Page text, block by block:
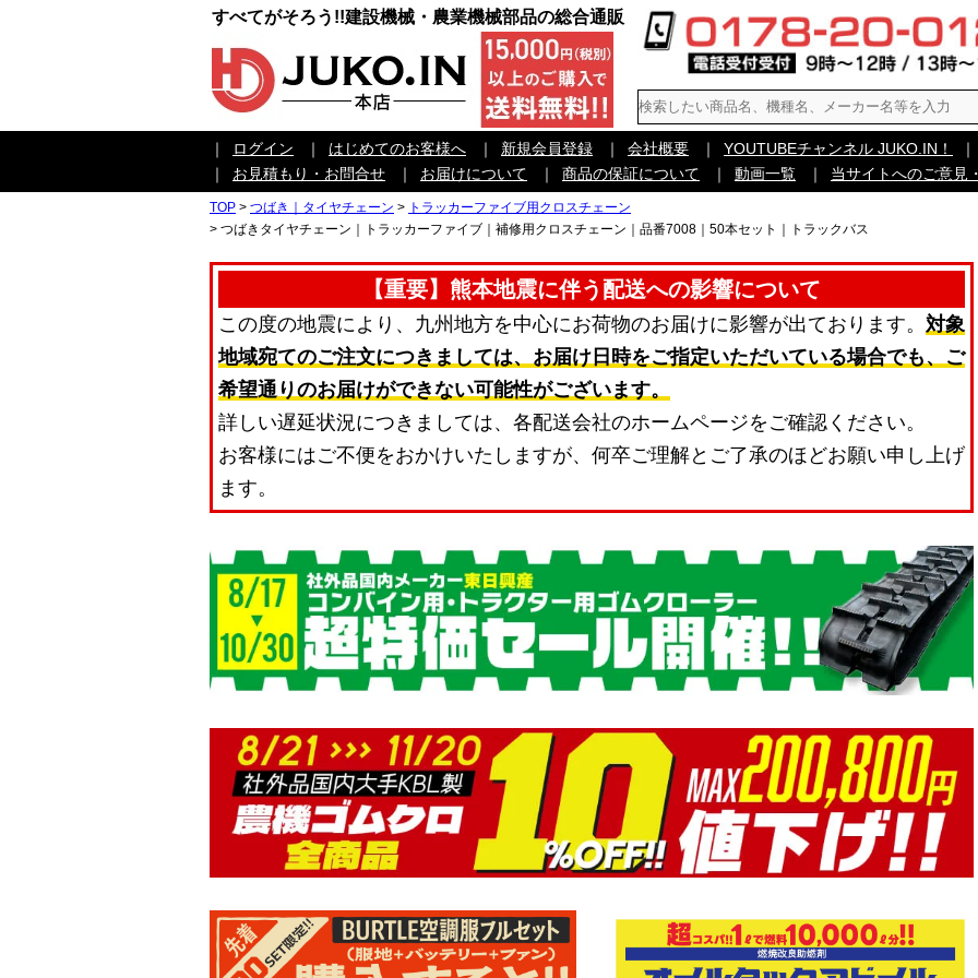
すべてがそろう!!建設機械・農業機械部品の総合通販
｜ ログイン ｜ はじめてのお客様へ ｜ 新規会員登録 ｜ 会社概要 ｜ YOUTUBEチャンネル JUKO.IN！
｜
｜
お見積もり・お問合せ ｜ お届けについて ｜ 商品の保証について ｜ 動画一覧 ｜ 当サイトへのご意見
TOP > つばき｜タイヤチェーン > トラッカーファイブ用クロスチェーン
> つばきタイヤチェーン｜トラッカーファイブ｜補修用クロスチェーン｜品番7008｜50本セット｜トラックバス
【重要】熊本地震に伴う配送への影響について
この度の地震により、九州地方を中心にお荷物のお届けに影響が出ております。 対象
地域宛てのご注文につきましては、お届け日時をご指定いただいている場合でも、ご
希望通りのお届けができない可能性がございます。
詳しい遅延状況につきましては、各配送会社のホームページをご確認ください。
お客様にはご不便をおかけいたしますが、何卒ご理解とご了承のほどお願い申し上げ
ます。